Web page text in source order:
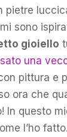
pietre
sono
gioiello
una
pittura e
ora che
In questo
l’ho fatto.